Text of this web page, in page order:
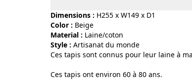
Dimensions : H255 x W149 x D1
Color :
beige
Material :
laine/coton
Style :
artisanat du monde
Ces tapis sont connus pour leur laine à
Ces tapis ont environ 60 à 80 ans.